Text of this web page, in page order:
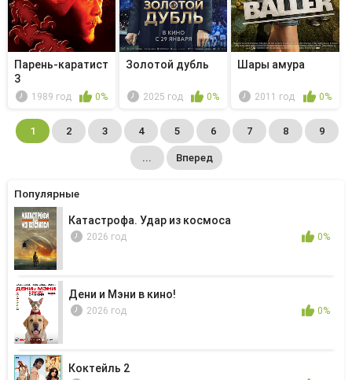
Популярные
Катастрофа. Удар из космоса
2026 год 0%
Дени и Мэни в кино!
2026 год 0%
Коктейль 2
Парень-каратист
3
1989 год 0%
Золотой дубль
2025 год 0%
Шары амура
2011 год 0%
1 2 3 4 5 6 7 8 9
... Вперед